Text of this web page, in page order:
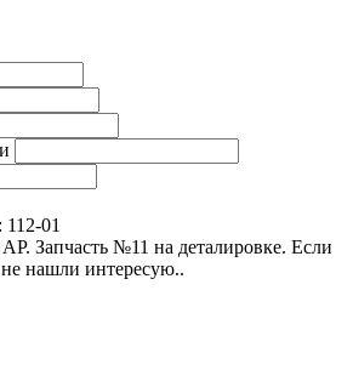
112-01
Запчасть №11 на деталировке. Если
нашли интересую..